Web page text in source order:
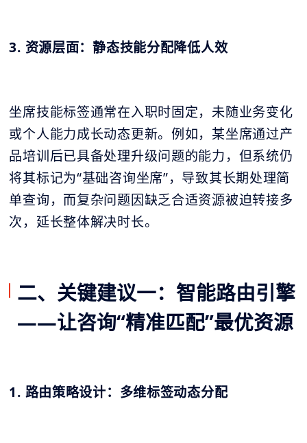
3. 资源层面：静态技能分配降低人效
坐席技能标签通常在入职时固定，未随业务变化
或个人能力成长动态更新。例如，某坐席通过产
品培训后已具备处理升级问题的能力，但系统仍
将其标记为“基础咨询坐席”，导致其长期处理简
单查询，而复杂问题因缺乏合适资源被迫转接多
次，延长整体解决时长。
二、关键建议一：智能路由引擎
——让咨询“精准匹配”最优资源
1. 路由策略设计：多维标签动态分配